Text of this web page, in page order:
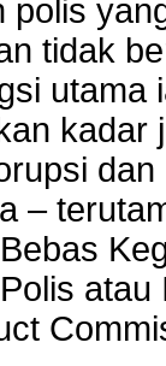
polis
tidak
utama
kadar
–